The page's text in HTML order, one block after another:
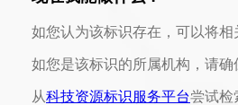
如您认为该标识存在，可以将相
如您是该标识的所属机构，请确
从科技资源标识服务平台尝试检